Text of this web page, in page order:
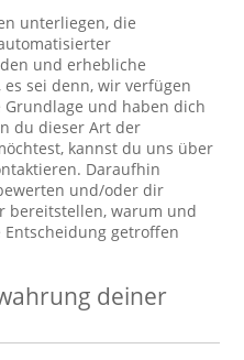
unterliegen, die
und erhebliche
sei denn, wir verfügen
und haben dich
du dieser Art der
kannst du uns über
Daraufhin
und/oder dir
bereitstellen, warum und
getroffen
deiner